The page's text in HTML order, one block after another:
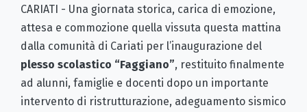
CARIATI - Una giornata storica, carica di emozione,
attesa e commozione quella vissuta questa mattina
dalla comunità di Cariati per l’inaugurazione del
plesso scolastico “Faggiano”, restituito finalmente
ad alunni, famiglie e docenti dopo un importante
intervento di ristrutturazione, adeguamento sismico